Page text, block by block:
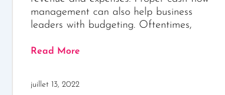
management can also help business
leaders with budgeting. Oftentimes,
Read More
juillet 13, 2022